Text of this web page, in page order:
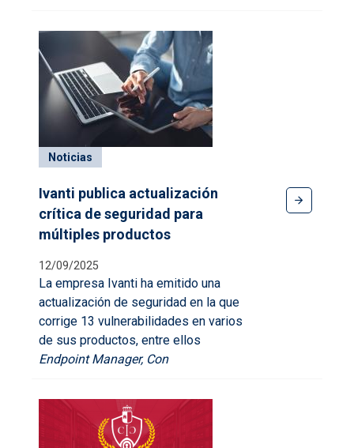
Noticias
Ivanti publica actualización
crítica de seguridad para
múltiples productos
12/09/2025
La empresa Ivanti ha emitido una
actualización de seguridad en la que
corrige 13 vulnerabilidades en varios
de sus productos, entre ellos
Endpoint Manager, Con